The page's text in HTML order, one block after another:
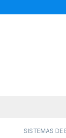
SISTEMAS DE